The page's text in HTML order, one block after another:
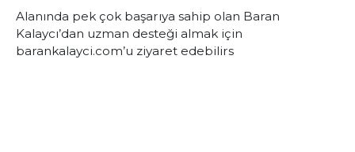
Alanında pek çok başarıya sahip olan Baran
Kalaycı’dan uzman desteği almak için
barankalayci.com’u ziyaret edebilirs